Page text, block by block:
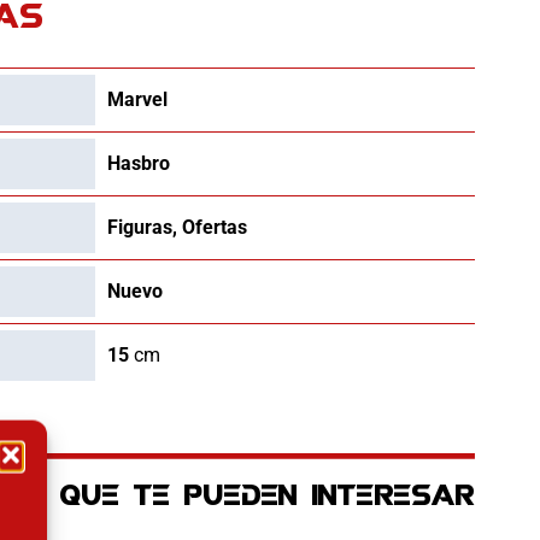
Marvel
Hasbro
Figuras, Ofertas
Nuevo
15 cm
QUE TE PUEDEN INTERESAR